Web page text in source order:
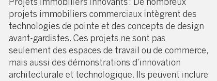
projets immobiliers commerciaux intègrent des
technologies de pointe et des concepts de design
avant-gardistes. Ces projets ne sont pas
seulement des espaces de travail ou de commerce,
mais aussi des démonstrations d’innovation
architecturale et technologique. Ils peuvent inclure